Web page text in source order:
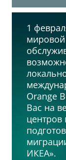
1
Orange
Вас на
центров
ИКЕА».